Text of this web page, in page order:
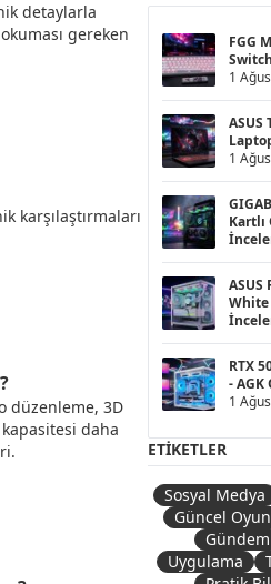
detaylarla
gereken
karşılaştırmaları
düzenleme, 3D
daha
FGG
1
ASUS
1
ASUS
White
RTX
-
1
ETIKETLER
Sosyal Medya
Güncel
Gündem
Uygulama